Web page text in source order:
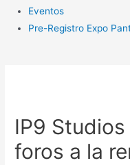
Eventos
Pre-Registro Expo
IP9
foros a la